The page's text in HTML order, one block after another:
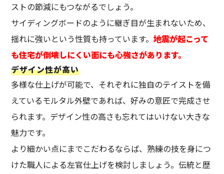
ストの節減にもつながるでしょう。
サイディングボードのように継ぎ目が生まれないため、
揺れに強いという性質も持っています。地震が起こって
も住宅が倒壊しにくい面にも心強さがあります。
デザイン性が高い
多様な仕上げが可能で、それぞれに独自のテイストを備
えているモルタル外壁であれば、好みの意匠で完成させ
られます。デザイン性の高さも忘れてはいけない大きな
魅力です。
より細かい点にまでこだわるならば、熟練の技を身につ
けた職人による左官仕上げを検討しましょう。伝統と歴